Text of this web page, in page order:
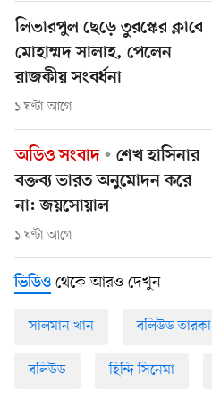
লিভারপুল ছেড়ে তুরস্কের ক্লাবে
মোহাম্মদ সালাহ, পেলেন
রাজকীয় সংবর্ধনা
১ ঘণ্টা আগে
অডিও সংবাদ
শেখ হাসিনার
বক্তব্য ভারত অনুমোদন করে
না: জয়সোয়াল
১ ঘণ্টা আগে
ভিডিও থেকে আরও দেখুন
সালমান খান বলিউড তারকা
বলিউড হিন্দি সিনেমা